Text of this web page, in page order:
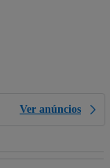
Ver anúncios